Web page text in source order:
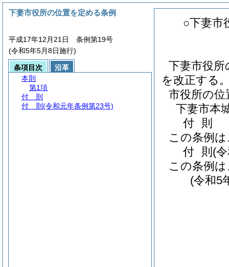
○下妻市
下妻市役所
を改正する
市役所の
下妻市本
付 則
この条例
付 則 (
この条例
(令和5
下妻市役所の位置を定める条例
平成17年12月21日 条例第19号
(令和5年5月8日施行)
条項目次
沿革
本則
第1項
付 則
付 則 (令和元年条例第23号)